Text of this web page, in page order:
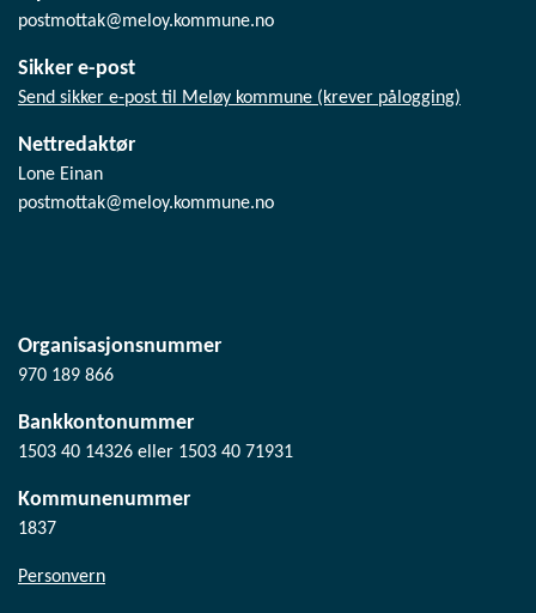
postmottak@meloy.kommune.no
Sikker e-post
Send sikker e-post til Meløy kommune (krever pålogging)
Nettredaktør
Lone Einan
postmottak@meloy.kommune.no
Organisasjonsnummer
970 189 866
Bankkontonummer
1503 40 14326 eller 1503 40 71931
Kommunenummer
1837
Personvern